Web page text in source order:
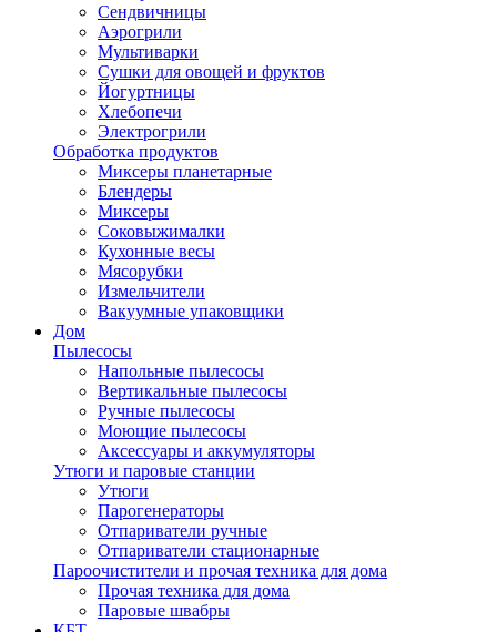
Сендвичницы
Аэрогрили
Мультиварки
Сушки для овощей и фруктов
Йогуртницы
Хлебопечи
Электрогрили
Обработка продуктов
Миксеры планетарные
Блендеры
Миксеры
Соковыжималки
Кухонные весы
Мясорубки
Измельчители
Вакуумные упаковщики
Дом
Пылесосы
Напольные пылесосы
Вертикальные пылесосы
Ручные пылесосы
Моющие пылесосы
Аксессуары и аккумуляторы
Утюги и паровые станции
Утюги
Парогенераторы
Отпариватели ручные
Отпариватели стационарные
Пароочистители и прочая техника для дома
Прочая техника для дома
Паровые швабры